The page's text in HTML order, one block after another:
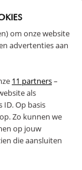
om onze website
advertenties aan
11 partners–
als
ID. Op basis
Zo kunnen we
op jouw
die aansluiten